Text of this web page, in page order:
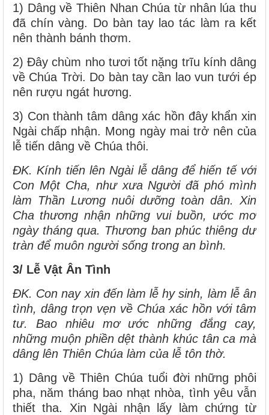
1) Dâng về Thiên Nhan Chúa từ nhân lúa thu
đã chín vàng. Do bàn tay lao tác làm ra kết
nên thành bánh thơm.
2) Đây chùm nho tươi tốt nặng trĩu kính dâng
về Chúa Trời. Do bàn tay cần lao vun tưới ép
nên rượu ngát hương.
3) Con thành tâm dâng xác hồn đây khẩn xin
Ngài chấp nhận. Mong ngày mai trở nên của
lễ tiến dâng về Chúa thôi.
ĐK. Kính tiến lên Ngài lễ dâng để hiến tế với
Con Một Cha, như xưa Người đã phó mình
làm Thần Lương nuôi dưỡng toàn dân. Xin
Cha thương nhận những vui buồn, ước mơ
ngày tháng qua. Thương ban phúc thiêng dư
tràn để muôn người sống trong an bình.
3/ Lễ Vật Ân Tình
ĐK. Con nay xin đến làm lễ hy sinh, làm lễ ân
tình, dâng trọn vẹn về Chúa xác hồn với tâm
tư. Bao nhiêu mơ ước những đắng cay,
những muộn phiền dệt thành khúc tân ca mà
dâng lên Thiên Chúa làm của lễ tôn thờ.
1) Dâng về Thiên Chúa tuổi đời những phôi
pha, năm tháng bao nhạt nhòa, tình yêu vẫn
thiết tha. Xin Ngài nhận lấy làm chứng từ